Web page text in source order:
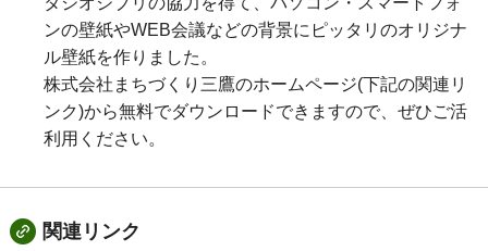
ンの壁紙やWEB会議などの背景にピッタリのオリジナ
ル壁紙を作りました。
株式会社まちづくり三鷹のホームページ(下記の関連リ
ンク)から無料でダウンロードできますので、ぜひご活
利用ください。
関連リンク